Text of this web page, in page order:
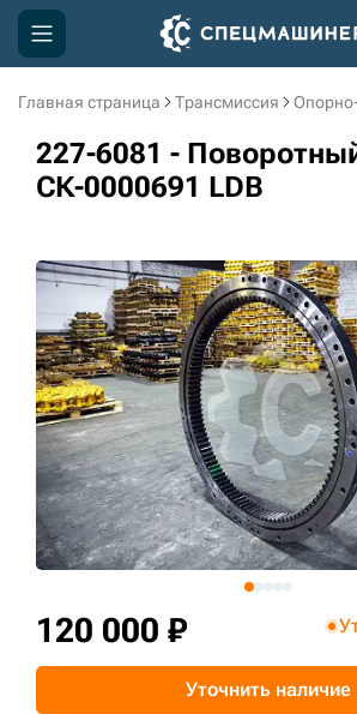
Главная страница Трансмиссия
227-6081 -
СК-0000691 LDB
120 000 ₽
Уточнить наличие
Компания
Акции
Информация
Контакты
3D тур по производству
3D тур по складам
sksale@skdst.ru
+7 (499) 394-50-93